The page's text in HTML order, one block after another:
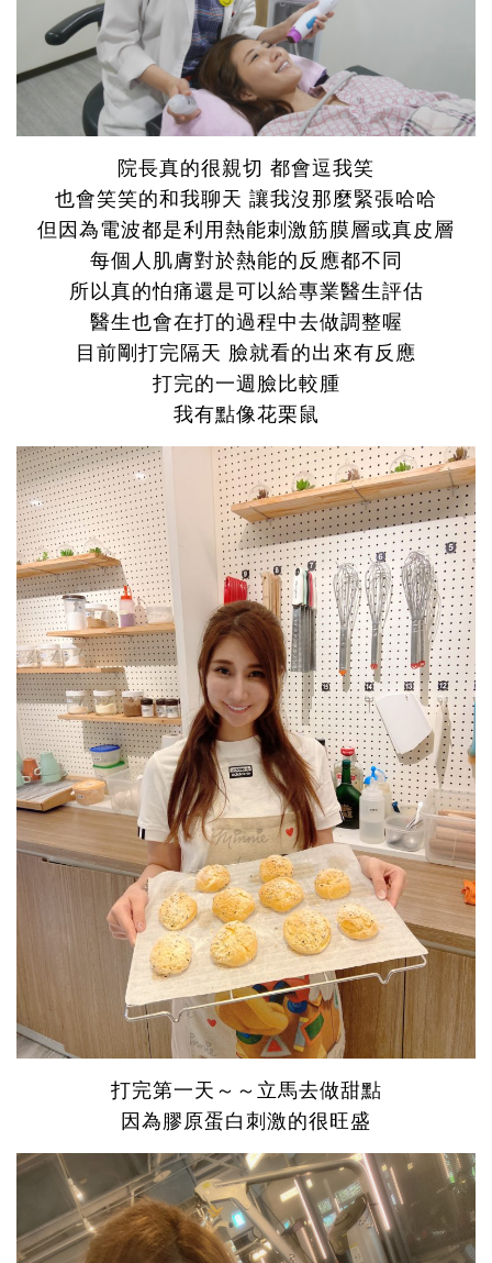
院長真的很親切 都會逗我笑
也會笑笑的和我聊天 讓我沒那麼緊張哈哈
但因為電波都是利用熱能刺激筋膜層或真皮層
每個人肌膚對於熱能的反應都不同
所以真的怕痛還是可以給專業醫生評估
醫生也會在打的過程中去做調整喔
目前剛打完隔天 臉就看的出來有反應
打完的一週臉比較腫
我有點像花栗鼠
打完第一天～～立馬去做甜點
因為膠原蛋白刺激的很旺盛